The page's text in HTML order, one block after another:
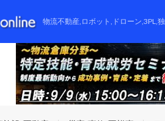
物流不動産,ロボット,ドローン,3PL,